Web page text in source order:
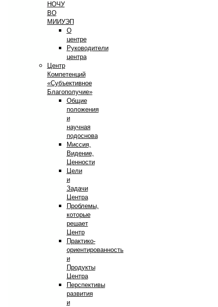
НОЧУ
ВО
МИИУЭП
О
центре
Руководители
центра
Центр
Компетенций
«Субъективное
Благополучие»
Общие
положения
и
научная
подоснова
Миссия,
Видение,
Ценности
Цели
и
Задачи
Центра
Проблемы,
которые
решает
Центр
Практико-
ориентированность
и
Продукты
Центра
Перспективы
развития
и